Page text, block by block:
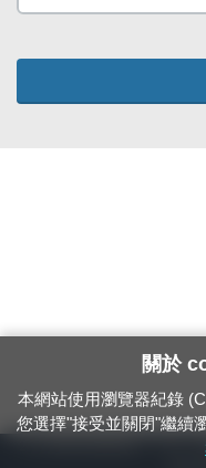
24小時緊急通報電話：1933（
關於
本網站使用瀏覽器紀錄
您選擇"接受並關閉"繼續